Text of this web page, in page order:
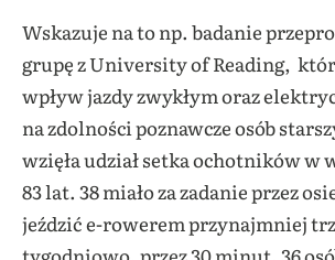
Wskazuje na to np. badanie
grupę z University of Reading,
wpływ jazdy zwykłym oraz
na zdolności poznawcze osób
wzięła udział setka ochotników w
83 lat. 38 miało za zadanie przez
jeździć e-rowerem przynajmniej